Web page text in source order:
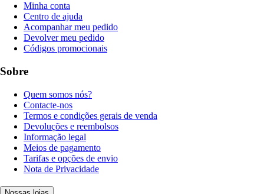
Minha conta
Centro de ajuda
Acompanhar meu pedido
Devolver meu pedido
Códigos promocionais
Sobre
Quem somos nós?
Contacte-nos
Termos e condições gerais de venda
Devoluções e reembolsos
Informação legal
Meios de pagamento
Tarifas e opções de envio
Nota de Privacidade